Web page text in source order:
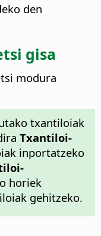
den
gisa
modura
txantiloiak
Txantiloi-
inportatzeko
horiek
gehitzeko.